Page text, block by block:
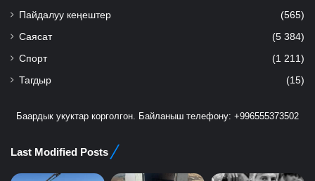
Пайдалуу кеңештер (565)
Саясат (5 384)
Спорт (1 211)
Тагдыр (15)
Баардык укуктар корголгон. Байланыш телефону: +996555373502
Last Modified Posts